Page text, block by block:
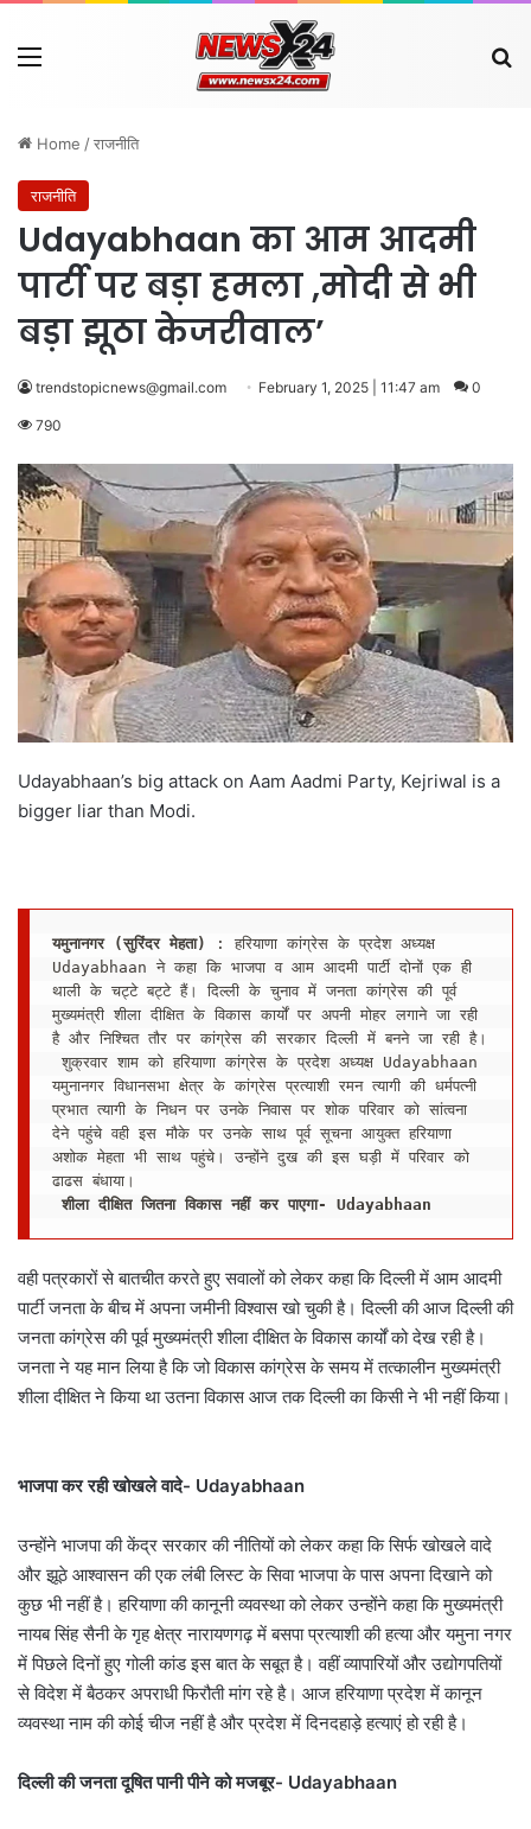
Menu
Home /राजनीति
राजनीति
Udayabhaan का आम आदमी
पार्टी पर बड़ा हमला ,मोदी से भी
बड़ा झूठा केजरीवाल’
trendstopicnews@gmail.com February 1, 2025 | 11:47 am 0
790
Udayabhaan’s big attack on Aam Aadmi Party, Kejriwal is a
bigger liar than Modi.
यमुनानगर (सुरिंदर मेहता)
: हरियाणा कांग्रेस के प्रदेश अध्यक्ष
Udayabhaan ने कहा कि भाजपा व आम आदमी पार्टी दोनों एक ही
थाली के चट्टे बट्टे हैं। दिल्ली के चुनाव में जनता कांग्रेस की पूर्व
मुख्यमंत्री शीला दीक्षित के विकास कार्यों पर अपनी मोहर लगाने जा रही
है और निश्चित तौर पर कांग्रेस की सरकार दिल्ली में बनने जा रही है।
शुक्रवार शाम को हरियाणा कांग्रेस के प्रदेश अध्यक्ष Udayabhaan
यमुनानगर विधानसभा क्षेत्र के कांग्रेस प्रत्याशी रमन त्यागी की धर्मपत्नी
प्रभात त्यागी के निधन पर उनके निवास पर शोक परिवार को सांत्वना
देने पहुंचे वही इस मौके पर उनके साथ पूर्व सूचना आयुक्त हरियाणा
अशोक मेहता भी साथ पहुंचे। उन्होंने दुख की इस घड़ी में परिवार को
शीला दीक्षित जितना विकास नहीं कर पाएगा- Udayabhaan
वही पत्रकारों से बातचीत करते हुए सवालों को लेकर कहा कि दिल्ली में आम आदमी
पार्टी जनता के बीच में अपना जमीनी विश्वास खो चुकी है। दिल्ली की आज दिल्ली की
जनता कांग्रेस की पूर्व मुख्यमंत्री शीला दीक्षित के विकास कार्यों को देख रही है।
जनता ने यह मान लिया है कि जो विकास कांग्रेस के समय में तत्कालीन मुख्यमंत्री
शीला दीक्षित ने किया था उतना विकास आज तक दिल्ली का किसी ने भी नहीं किया।
भाजपा कर रही खोखले वादे- Udayabhaan
उन्होंने भाजपा की केंद्र सरकार की नीतियों को लेकर कहा कि सिर्फ खोखले वादे
और झूठे आश्वासन की एक लंबी लिस्ट के सिवा भाजपा के पास अपना दिखाने को
कुछ भी नहीं है। हरियाणा की कानूनी व्यवस्था को लेकर उन्होंने कहा कि मुख्यमंत्री
नायब सिंह सैनी के गृह क्षेत्र नारायणगढ़ में बसपा प्रत्याशी की हत्या और यमुना नगर
में पिछले दिनों हुए गोली कांड इस बात के सबूत है। वहीं व्यापारियों और उद्योगपतियों
से विदेश में बैठकर अपराधी फिरौती मांग रहे है। आज हरियाणा प्रदेश में कानून
व्यवस्था नाम की कोई चीज नहीं है और प्रदेश में दिनदहाड़े हत्याएं हो रही है।
दिल्ली की जनता दूषित पानी पीने को मजबूर- Udayabhaan